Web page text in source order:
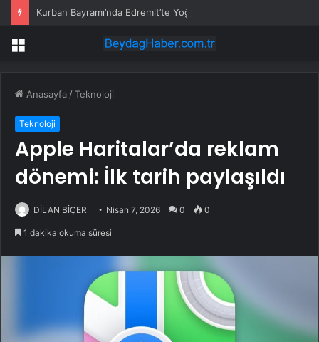
Kurban Bayramı’nda Edremit’te Yoğun Trafik
Menü
Anasayfa /Teknoloji
Teknoloji
Apple Haritalar’da reklam
dönemi: İlk tarih paylaşıldı
DİLAN BİÇER Nisan 7, 2026 0 0
1 dakika okuma süresi